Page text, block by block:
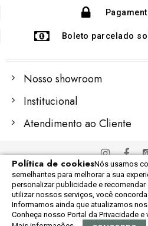
Política de cookiesNós usamos
semelhantes para melhorar a sua
personalizar publicidade e
utilizar nossos serviços, você
Informamos ainda que atualizamos
Conheça nosso Portal da Privacidade e
Boleto parcelado
Nosso showroom
Institucional
Atendimento ao Cliente
© 2022
Razão Social: